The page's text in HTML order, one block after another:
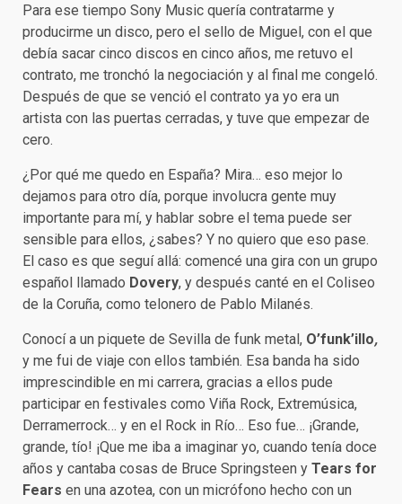
Para ese tiempo Sony Music quería contratarme y
producirme un disco, pero el sello de Miguel, con el que
debía sacar cinco discos en cinco años, me retuvo el
contrato, me tronchó la negociación y al final me congeló.
Después de que se venció el contrato ya yo era un
artista con las puertas cerradas, y tuve que empezar de
cero.
¿Por qué me quedo en España? Mira… eso mejor lo
dejamos para otro día, porque involucra gente muy
importante para mí, y hablar sobre el tema puede ser
sensible para ellos, ¿sabes? Y no quiero que eso pase.
El caso es que seguí allá: comencé una gira con un grupo
español llamado Dovery, y después canté en el Coliseo
de la Coruña, como telonero de Pablo Milanés.
Conocí a un piquete de Sevilla de funk metal, O’funk’illo,
y me fui de viaje con ellos también. Esa banda ha sido
imprescindible en mi carrera, gracias a ellos pude
participar en festivales como Viña Rock, Extremúsica,
Derramerrock… y en el Rock in Río… Eso fue… ¡Grande,
grande, tío! ¡Que me iba a imaginar yo, cuando tenía doce
años y cantaba cosas de Bruce Springsteen y Tears for
Fears en una azotea, con un micrófono hecho con un